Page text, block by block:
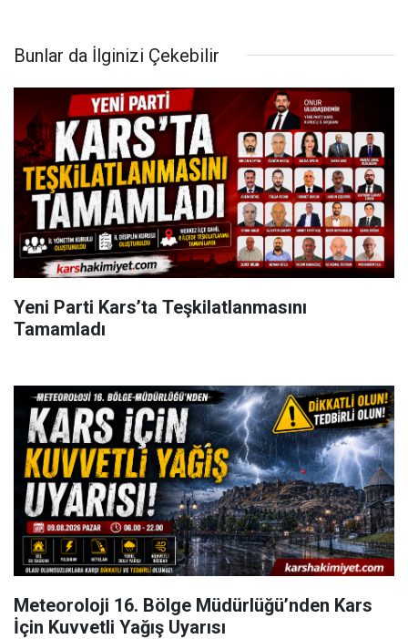
Bunlar da İlginizi Çekebilir
Yeni Parti Kars’ta Teşkilatlanmasını
Tamamladı
Meteoroloji 16. Bölge Müdürlüğü’nden Kars
İçin Kuvvetli Yağış Uyarısı